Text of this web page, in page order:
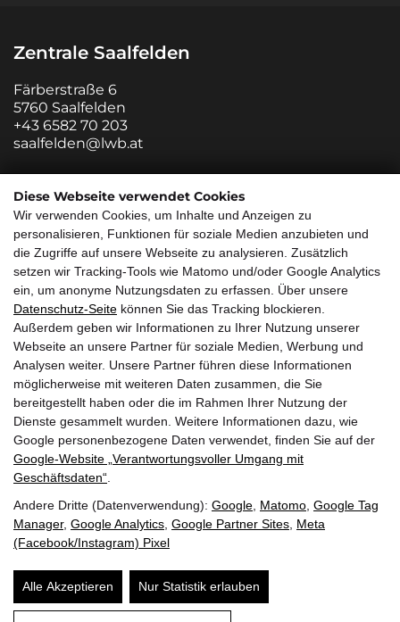
Zentrale Saalfelden
Färberstraße 6
5760 Saalfelden
+43 6582 70 203
saalfelden@lwb.at
Zweigstelle Salzburg
Innsbrucker Bundesstraße 85
5020 Salzburg
+43 662 882213 0
salzburg@lwb.at
Quicklinks
Über uns
Callback Service
Impressum
Immobilien
Wunschimmobilie
Service
Jobs/Karriere
Referenzen
Anfahrt
Impressum
© 2026 Leitgöb Wohnbau
Diese Webseite verwendet Cookies
Wir verwenden Cookies, um Inhalte und Anzeigen zu
personalisieren, Funktionen für soziale Medien anzubieten und
die Zugriffe auf unsere Webseite zu analysieren. Zusätzlich
setzen wir Tracking-Tools wie Matomo und/oder Google Analytics
ein, um anonyme Nutzungsdaten zu erfassen. Über unsere
Datenschutz-Seite können Sie das Tracking blockieren.
Außerdem geben wir Informationen zu Ihrer Nutzung unserer
Webseite an unsere Partner für soziale Medien, Werbung und
Analysen weiter. Unsere Partner führen diese Informationen
möglicherweise mit weiteren Daten zusammen, die Sie
bereitgestellt haben oder die im Rahmen Ihrer Nutzung der
Dienste gesammelt wurden. Weitere Informationen dazu, wie
Google personenbezogene Daten verwendet, finden Sie auf der
Google‑Website „Verantwortungsvoller Umgang mit
Geschäftsdaten“
Andere Dritte (Datenverwendung): Google Matomo Google Tag
Manager, Google Analytics Google Partner Sites Meta
(Facebook/Instagram) Pixel
Alle Akzeptieren Nur Statistik erlauben